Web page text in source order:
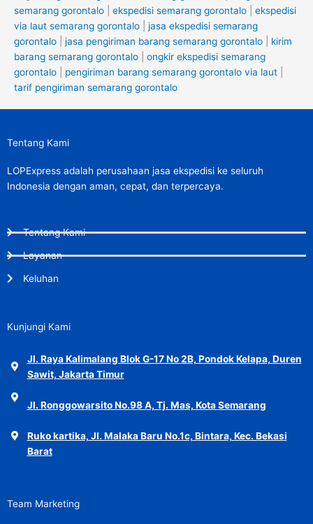
semarang gorontalo
ekspedisi semarang gorontalo
ekspedisi
via laut semarang gorontalo
jasa ekspedisi semarang
gorontalo
jasa pengiriman barang semarang gorontalo
kirim
barang semarang gorontalo
ongkir ekspedisi semarang
gorontalo
pengiriman barang semarang gorontalo via laut
tarif pengiriman semarang gorontalo
Tentang Kami
LOPExpress adalah perusahaan jasa ekspedisi ke seluruh
Indonesia dengan aman, cepat, dan terpercaya.
Tentang Kami
Layanan
Keluhan
Kunjungi Kami
Jl. Raya Kalimalang Blok G-17 No 2B, Pondok Kelapa, Duren
Sawit, Jakarta Timur
Jl. Ronggowarsito No.98 A, Tj. Mas, Kota Semarang
Ruko kartika, Jl. Malaka Baru No.1c, Bintara, Kec. Bekasi
Barat
Team Marketing